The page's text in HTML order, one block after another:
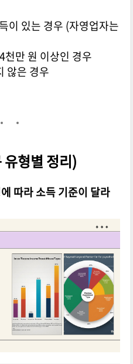
이 있는 경우 (자영업자는
천만 원 이상인 경우
않은 경우
형별 정리)
따라 소득 기준이 달라